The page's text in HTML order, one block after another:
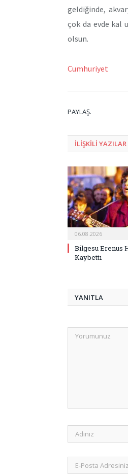
geldiğinde,
çok da evde kal
olsun.
Cumhuriyet
PAYLAŞ.
ILIŞKILI YAZILAR
06.08.2026
Bilgesu Erenus
Kaybetti
YANITLA